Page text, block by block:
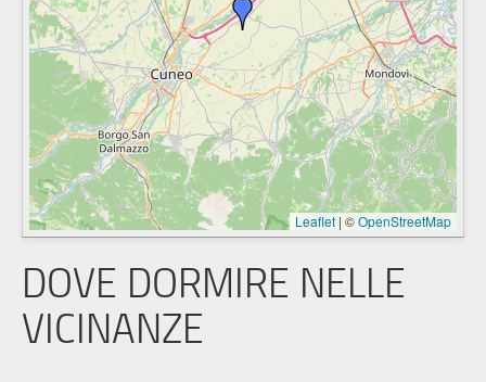
Leaflet | ©OpenStreetMap
DOVE DORMIRE NELLE
VICINANZE